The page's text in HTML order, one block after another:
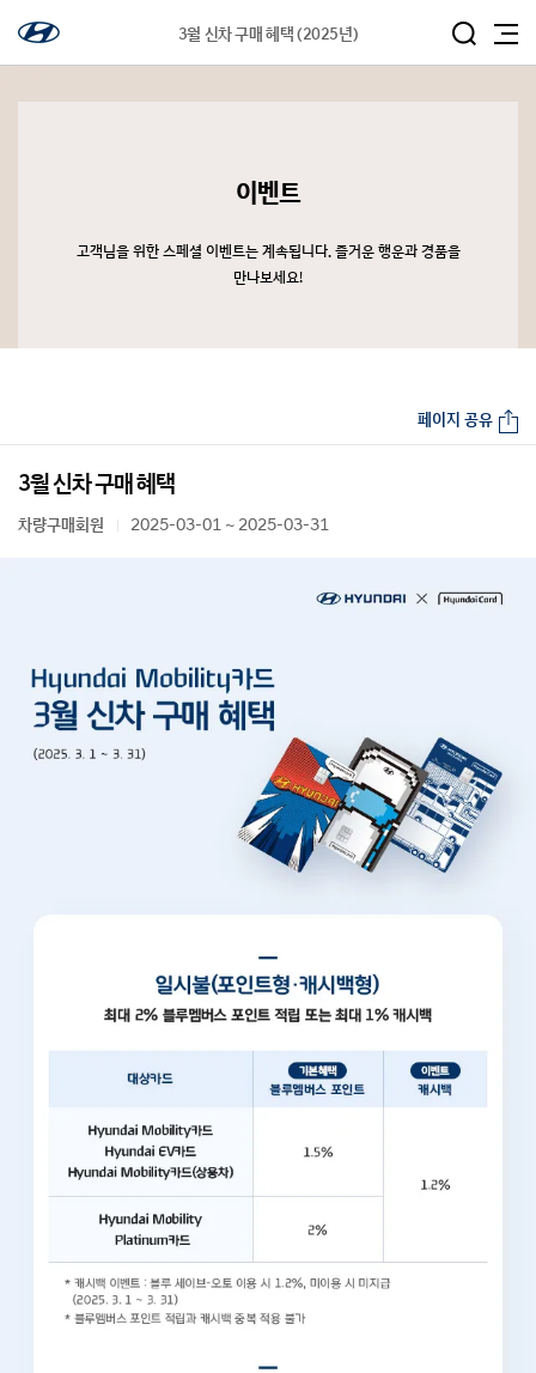
3월 신차 구매 혜택 (2025년)
이벤트
고객님을 위한 스페셜 이벤트는 계속됩니다. 즐거운 행운과 경품을
만나보세요!
3월 신차 구매 혜택
차량구매회원 2025-03-01 ~ 2025-03-31
페이지 공유